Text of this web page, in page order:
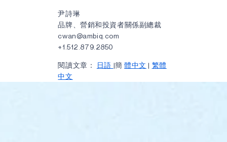
尹詩琳
品牌、營銷和投資者關係副總裁
cwan@ambiq.com
+1.512.879.2850
閱讀文章： 日語 |簡體中文 | 繁體
中文